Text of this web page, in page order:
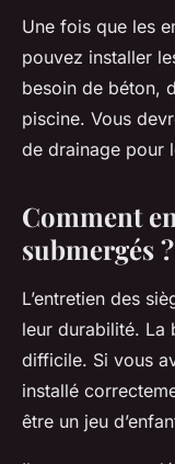
Une fois que les
pouvez installer
besoin de béton,
piscine. Vous
de drainage pour
Comment
submergés ?
L’entretien des
leur durabilité. La
difficile. Si vous
installé
être un jeu